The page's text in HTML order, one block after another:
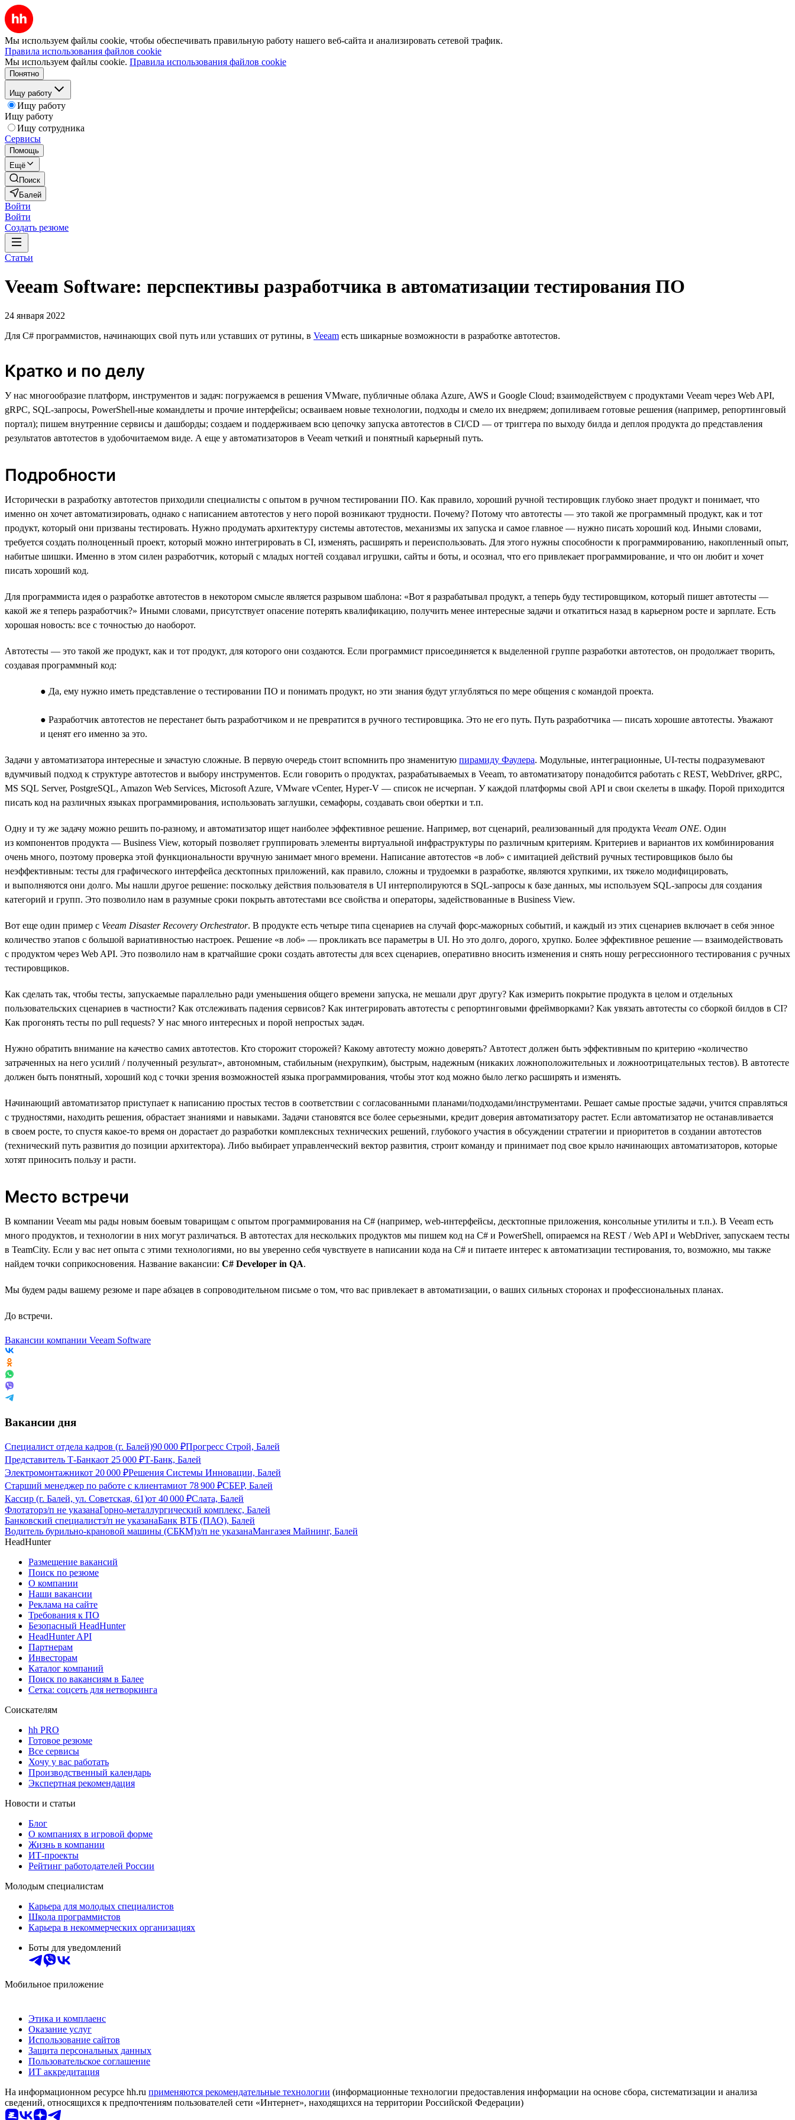
Мы используем файлы cookie, чтобы обеспечивать правильную работу нашего веб-сайта и анализировать сетевой трафик.
Правила использования файлов cookie
Мы используем файлы cookie. Правила использования файлов cookie
Понятно
Ищу работу
Ищу работу
Ищу работу
Ищу сотрудника
Сервисы
Помощь
Ещё
Поиск
Балей
Войти
Войти
Создать резюме
Статьи
Veeam Software: перспективы разработчика в автоматизации тестирования ПО
24 января 2022
Для C# программистов, начинающих свой путь или уставших от рутины, в Veeam есть шикарные возможности в разработке автотестов.
Кратко и по делу
У нас многообразие платформ, инструментов и задач: погружаемся в решения VMware, публичные облака Azure, AWS и Google Cloud; взаимодействуем с продуктами Veeam через Web API,
gRPC, SQL-запросы, PowerShell-ные командлеты и прочие интерфейсы; осваиваем новые технологии, подходы и смело их внедряем; допиливаем готовые решения (например, репортинговый
портал); пишем внутренние сервисы и дашборды; создаем и поддерживаем всю цепочку запуска автотестов в CI/CD — от триггера по выходу билда и деплоя продукта до представления
результатов автотестов в удобочитаемом виде. А еще у автоматизаторов в Veeam четкий и понятный карьерный путь.
Подробности
Исторически в разработку автотестов приходили специалисты с опытом в ручном тестировании ПО. Как правило, хороший ручной тестировщик глубоко знает продукт и понимает, что
именно он хочет автоматизировать, однако с написанием автотестов у него порой возникают трудности. Почему? Потому что автотесты — это такой же программный продукт, как и тот
продукт, который они призваны тестировать. Нужно продумать архитектуру системы автотестов, механизмы их запуска и самое главное — нужно писать хороший код. Иными словами,
требуется создать полноценный проект, который можно интегрировать в CI, изменять, расширять и переиспользовать. Для этого нужны способности к программированию, накопленный опыт,
набитые шишки. Именно в этом силен разработчик, который с младых ногтей создавал игрушки, сайты и боты, и осознал, что его привлекает программирование, и что он любит и хочет
писать хороший код.
Для программиста идея о разработке автотестов в некотором смысле является разрывом шаблона: «Вот я разрабатывал продукт, а теперь буду тестировщиком, который пишет автотесты —
какой же я теперь разработчик?» Иными словами, присутствует опасение потерять квалификацию, получить менее интересные задачи и откатиться назад в карьерном росте и зарплате. Есть
хорошая новость: все с точностью до наоборот.
Автотесты — это такой же продукт, как и тот продукт, для которого они создаются. Если программист присоединяется к выделенной группе разработки автотестов, он продолжает творить,
создавая программный код:
● Да, ему нужно иметь представление о тестировании ПО и понимать продукт, но эти знания будут углубляться по мере общения с командой проекта.
● Разработчик автотестов не перестанет быть разработчиком и не превратится в ручного тестировщика. Это не его путь. Путь разработчика — писать хорошие автотесты. Уважают
и ценят его именно за это.
Задачи у автоматизатора интересные и зачастую сложные. В первую очередь стоит вспомнить про знаменитую пирамиду Фаулера. Модульные, интеграционные, UI-тесты подразумевают
вдумчивый подход к структуре автотестов и выбору инструментов. Если говорить о продуктах, разрабатываемых в Veeam, то автоматизатору понадобится работать с REST, WebDriver, gRPC,
MS SQL Server, PostgreSQL, Amazon Web Services, Microsoft Azure, VMware vCenter, Hyper-V — список не исчерпан. У каждой платформы свой API и свои скелеты в шкафу. Порой приходится
писать код на различных языках программирования, использовать заглушки, семафоры, создавать свои обертки и т.п.
Одну и ту же задачу можно решить по-разному, и автоматизатор ищет наиболее эффективное решение. Например, вот сценарий, реализованный для продукта Veeam ONE. Один
из компонентов продукта — Business View, который позволяет группировать элементы виртуальной инфраструктуры по различным критериям. Критериев и вариантов их комбинирования
очень много, поэтому проверка этой функциональности вручную занимает много времени. Написание автотестов «в лоб» с имитацией действий ручных тестировщиков было бы
неэффективным: тесты для графического интерфейса десктопных приложений, как правило, сложны и трудоемки в разработке, являются хрупкими, их тяжело модифицировать,
и выполняются они долго. Мы нашли другое решение: поскольку действия пользователя в UI интерполируются в SQL-запросы к базе данных, мы используем SQL-запросы для создания
категорий и групп. Это позволило нам в разумные сроки покрыть автотестами все свойства и операторы, задействованные в Business View.
Вот еще один пример с Veeam Disaster Recovery Orchestrator. В продукте есть четыре типа сценариев на случай форс-мажорных событий, и каждый из этих сценариев включает в себя энное
количество этапов c большой вариативностью настроек. Решение «в лоб» — прокликать все параметры в UI. Но это долго, дорого, хрупко. Более эффективное решение — взаимодействовать
с продуктом через Web API. Это позволило нам в кратчайшие сроки создать автотесты для всех сценариев, оперативно вносить изменения и снять ношу регрессионного тестирования с ручных
тестировщиков.
Как сделать так, чтобы тесты, запускаемые параллельно ради уменьшения общего времени запуска, не мешали друг другу? Как измерить покрытие продукта в целом и отдельных
пользовательских сценариев в частности? Как отслеживать падения сервисов? Как интегрировать автотесты с репортинговыми фреймворками? Как увязать автотесты со сборкой билдов в CI?
Как прогонять тесты по pull requests? У нас много интересных и порой непростых задач.
Нужно обратить внимание на качество самих автотестов. Кто сторожит сторожей? Какому автотесту можно доверять? Автотест должен быть эффективным по критерию «количество
затраченных на него усилий / полученный результат», автономным, стабильным (нехрупким), быстрым, надежным (никаких ложноположительных и ложноотрицательных тестов). В автотесте
должен быть понятный, хороший код с точки зрения возможностей языка программирования, чтобы этот код можно было легко расширять и изменять.
Начинающий автоматизатор приступает к написанию простых тестов в соответствии с согласованными планами/подходами/инструментами. Решает самые простые задачи, учится справляться
с трудностями, находить решения, обрастает знаниями и навыками. Задачи становятся все более серьезными, кредит доверия автоматизатору растет. Если автоматизатор не останавливается
в своем росте, то спустя какое-то время он дорастает до разработки комплексных технических решений, глубокого участия в обсуждении стратегии и приоритетов в создании автотестов
(технический путь развития до позиции архитектора). Либо выбирает управленческий вектор развития, строит команду и принимает под свое крыло начинающих автоматизаторов, которые
хотят приносить пользу и расти.
Место встречи
В компании Veeam мы рады новым боевым товарищам с опытом программирования на C# (например, web-интерфейсы, десктопные приложения, консольные утилиты и т.п.). В Veeam есть
много продуктов, и технологии в них могут различаться. В автотестах для нескольких продуктов мы пишем код на C# и PowerShell, опираемся на REST / Web API и WebDriver, запускаем тесты
в TeamCity. Если у вас нет опыта с этими технологиями, но вы уверенно себя чувствуете в написании кода на C# и питаете интерес к автоматизации тестирования, то, возможно, мы также
найдем точки соприкосновения. Название вакансии: C# Developer in QA.
Мы будем рады вашему резюме и паре абзацев в сопроводительном письме о том, что вас привлекает в автоматизации, о ваших сильных сторонах и профессиональных планах.
До встречи.
Вакансии компании Veeam Software
Вакансии дня
Специалист отдела кадров (г. Балей)90 000 ₽Прогресс Строй, Балей
Представитель Т-Банкаот 25 000 ₽Т-Банк, Балей
Электромонтажникот 20 000 ₽Решения Системы Инновации, Балей
Старший менеджер по работе с клиентамиот 78 900 ₽СБЕР, Балей
Кассир (г. Балей, ул. Советская, 61)от 40 000 ₽Слата, Балей
Флотаторз/п не указанаГорно-металлургический комплекс, Балей
Банковский специалистз/п не указанаБанк ВТБ (ПАО), Балей
Водитель бурильно-крановой машины (СБКМ)з/п не указанаМангазея Майнинг, Балей
HeadHunter
Размещение вакансий
Поиск по резюме
О компании
Наши вакансии
Реклама на сайте
Требования к ПО
Безопасный HeadHunter
HeadHunter API
Партнерам
Инвесторам
Каталог компаний
Поиск по вакансиям в Балее
Сетка: соцсеть для нетворкинга
Соискателям
hh PRO
Готовое резюме
Все сервисы
Хочу у вас работать
Производственный календарь
Экспертная рекомендация
Новости и статьи
Блог
О компаниях в игровой форме
Жизнь в компании
ИТ-проекты
Рейтинг работодателей России
Молодым специалистам
Карьера для молодых специалистов
Школа программистов
Карьера в некоммерческих организациях
Боты для уведомлений
Мобильное приложение
Этика и комплаенс
Оказание услуг
Использование сайтов
Защита персональных данных
Пользовательское соглашение
ИТ аккредитация
На информационном ресурсе hh.ru применяются рекомендательные технологии (информационные технологии предоставления информации на основе сбора, систематизации и анализа
сведений, относящихся к предпочтениям пользователей сети «Интернет», находящихся на территории Российской Федерации)